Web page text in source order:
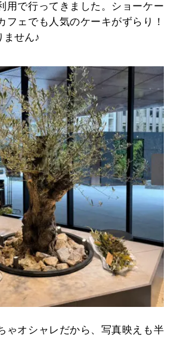
用で行ってきました。ショーケー
フェでも人気のケーキがずらり！
ません♪
ゃオシャレだから、写真映えも半